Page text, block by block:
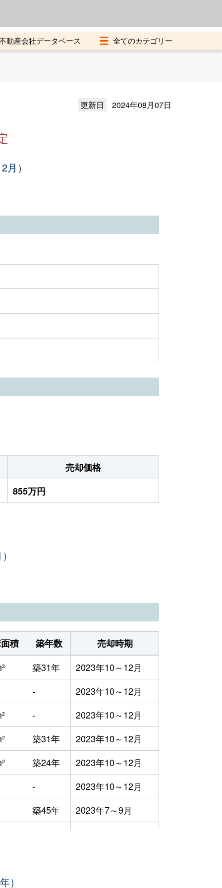
動産会社データベース
更新日 2024年08月07日
）
売却価格
855万円
積 築年数
売却時期
築31年
2023年10～12月
-
2023年10～12月
-
2023年10～12月
築31年
2023年10～12月
築24年
2023年10～12月
-
2023年10～12月
築45年
2023年7～9月
）